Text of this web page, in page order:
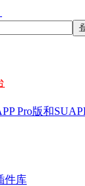
Pro版和
件库